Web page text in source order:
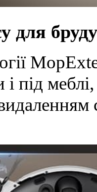
для бруду
під